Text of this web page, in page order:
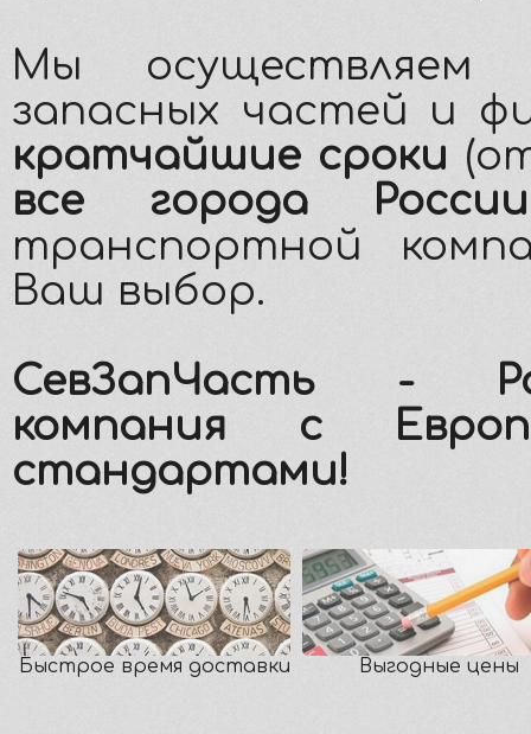
Мы осуществляем
запасных частей и
крaтчайшие сроки
все города России
транспортной
Ваш выбор.
СевЗапЧасть -
компания с
стандартами!
Быстрое время доставки Выгодные цены